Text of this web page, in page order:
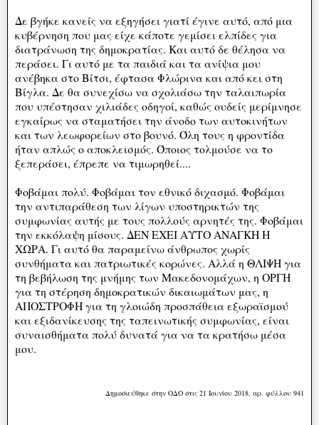
Δε βγήκε κανείς να εξηγήσει γιατί έγινε αυτό, από μια
κυβέρνηση που μας είχε κάποτε γεμίσει ελπίδες για
διατράνωση της δημοκρατίας. Και αυτό δε θέλησα να
περάσει. Γι αυτό με τα παιδιά και τα ανίψια μου
ανέβηκα στο Βίτσι, έφτασα Φλώρινα και από κει στη
Βίγλα. Δε θα συνεχίσω να σχολιάσω την ταλαιπωρία
που υπέστησαν χιλιάδες οδηγοί, καθώς ουδείς μερίμνησε
εγκαίρως να σταματήσει την άνοδο των αυτοκινήτων
και των λεωφορείων στο βουνό. Όλη τους η φροντίδα
ήταν απλώς ο αποκλεισμός. Όποιος τολμούσε να το
ξεπεράσει, έπρεπε να τιμωρηθεί....
Φοβάμαι πολύ. Φοβάμαι τον εθνικό διχασμό. Φοβάμαι
την αντιπαράθεση των λίγων υποστηρικτών της
συμφωνίας αυτής με τους πολλούς αρνητές της. Φοβάμαι
την εκκόλαψη μίσους. ΔΕΝ ΕΧΕΙ ΑΥΤΟ ΑΝΑΓΚΗ Η
ΧΩΡΑ. Γι αυτό θα παραμείνω άνθρωπος χωρίς
συνθήματα και πατριωτικές κορώνες. Αλλά η ΘΛΙΨΗ για
τη βεβήλωση της μνήμης των Μακεδονομάχων, η ΟΡΓΗ
για τη στέρηση δημοκρατικών δικαιωμάτων μας, η
ΑΠΟΣΤΡΟΦΗ για τη γλοιώδη προσπάθεια εξωραϊσμού
και εξιδανίκευσης της ταπεινωτικής συμφωνίας, είναι
συναισθήματα πολύ δυνατά για να τα κρατήσω μέσα
μου.
Δημοσιεύθηκε στην ΟΔΟ στις 21 Ιουνίου 2018, αρ. φύλλου 941